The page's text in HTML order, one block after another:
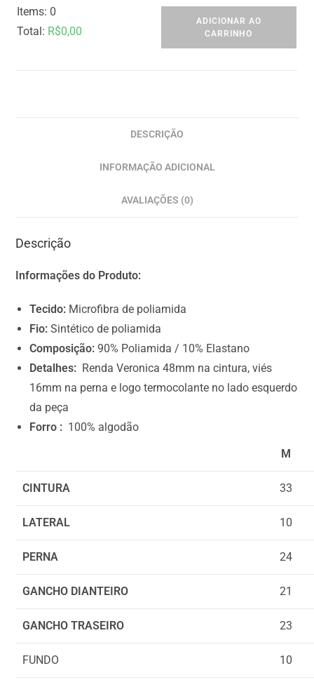
Items: 0
Total: R$0,00
a
0
.
0
0
ADICIONAR AO
CARRINHO
DESCRIÇÃO
INFORMAÇÃO ADICIONAL
AVALIAÇÕES (0)
Descrição
Informações do Produto:
Tecido: Microfibra de poliamida
Fio: Sintético de poliamida
Composição: 90% Poliamida / 10% Elastano
Detalhes: Renda Veronica 48mm na cintura, viés
16mm na perna e logo termocolante no lado esquerdo
da peça
Forro : 100% algodão
M
CINTURA 33
LATERAL 10
PERNA 24
GANCHO DIANTEIRO 21
GANCHO TRASEIRO 23
FUNDO 10